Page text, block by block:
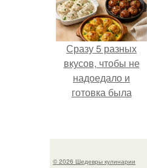
Сразу 5 разных
вкусов, чтобы не
надоедало и
готовка была
© 2026 Шедевры кулинарии